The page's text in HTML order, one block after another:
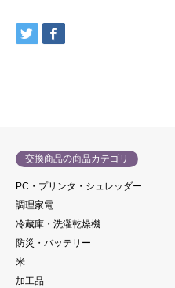
交換商品の商品カテゴリ
PC・プリンタ・シュレッダー
調理家電
冷蔵庫・洗濯乾燥機
防災・バッテリー
米
加工品